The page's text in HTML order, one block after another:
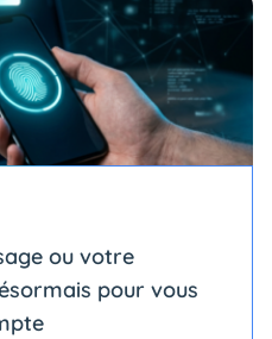
ou votre
pour vous